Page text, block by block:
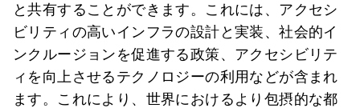
と共有することができます。これには、アクセシ
ビリティの高いインフラの設計と実装、社会的イ
ンクルージョンを促進する政策、アクセシビリテ
ィを向上させるテクノロジーの利用などが含まれ
ます。これにより、世界におけるより包摂的な都